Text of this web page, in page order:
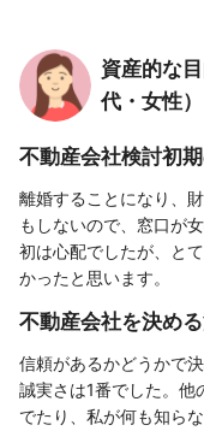
資産的な
代・女性）
不動産会社検討初
離婚することになり、
もしないので、窓口が
初は心配でしたが、と
かったと思います。
不動産会社を決め
信頼があるかどうかで
誠実さは1番でした。他
でたり、私が何も知ら